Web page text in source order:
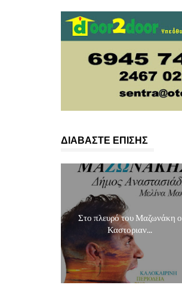
ΔΙΑΒΑΣΤΕ ΕΠΙΣΗΣ
Στο πλευρό του Μαζωνάκη ο
Καστοριαν...